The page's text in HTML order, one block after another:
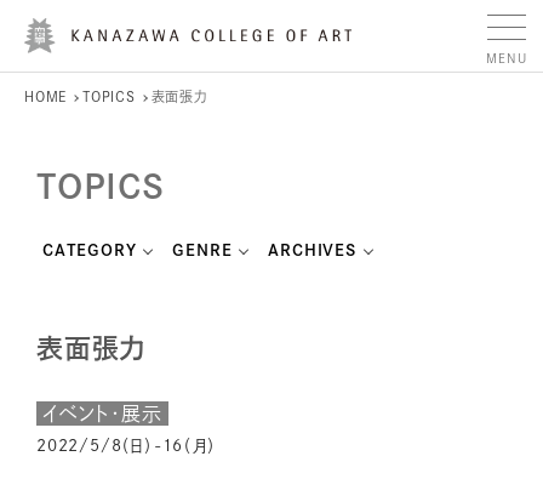
HOME TOPICS 表面張力
TOPICS
CATEGORY GENRE ARCHIVES
表面張力
イベント・展示
2022/5/8（日）-16（月）